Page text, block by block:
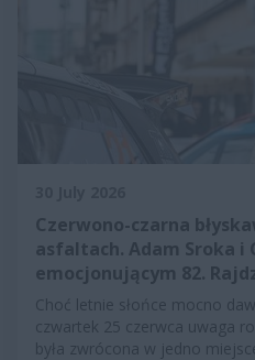
Czerwono-czarna
asfaltach. Adam Sroka i
emocjonującym 82.
Choć letnie słońce mocno
czwartek 25 czerwca uwaga
była zwrócona w jedno